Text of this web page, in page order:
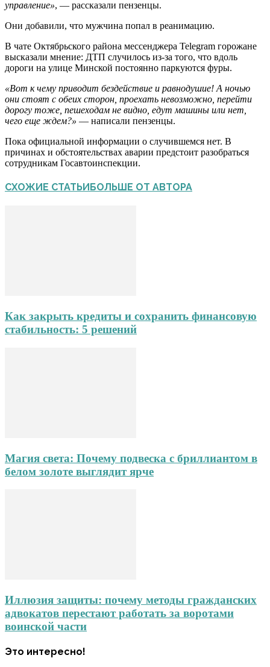
управление», — рассказали пензенцы.
Они добавили, что мужчина попал в реанимацию.
В чате Октябрьского района мессенджера Telegram горожане
высказали мнение: ДТП случилось из-за того, что вдоль
дороги на улице Минской постоянно паркуются фуры.
«Вот к чему приводит бездействие и равнодушие! А ночью
они стоят с обеих сторон, проехать невозможно, перейти
дорогу тоже, пешеходам не видно, едут машины или нет,
чего еще ждем?» — написали пензенцы.
Пока официальной информации о случившемся нет. В
причинах и обстоятельствах аварии предстоит разобраться
сотрудникам Госавтоинспекции.
СХОЖИЕ СТАТЬИБОЛЬШЕ ОТ АВТОРА
Как закрыть кредиты и сохранить финансовую
стабильность: 5 решений
Магия света: Почему подвеска с бриллиантом в
белом золоте выглядит ярче
Иллюзия защиты: почему методы гражданских
адвокатов перестают работать за воротами
воинской части
Это интересно!